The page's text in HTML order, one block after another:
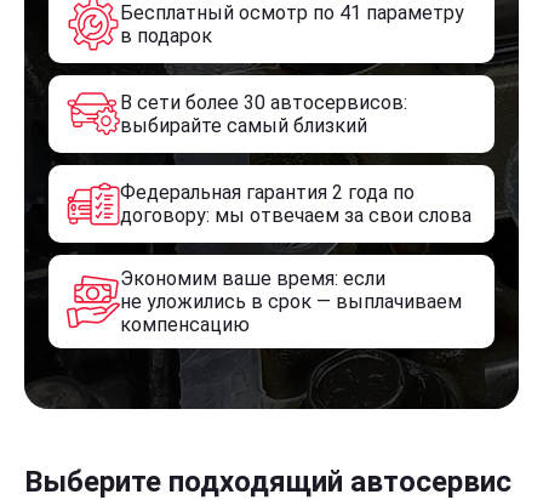
Бесплатный осмотр по 41 параметру
в подарок
В сети более 30 автосервисов:
выбирайте самый близкий
Федеральная гарантия 2 года по
договору: мы отвечаем за свои слова
Экономим ваше время: если
не уложились в срок — выплачиваем
компенсацию
Выберите подходящий автосервис